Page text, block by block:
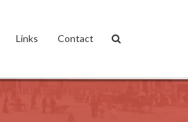
Links Contact